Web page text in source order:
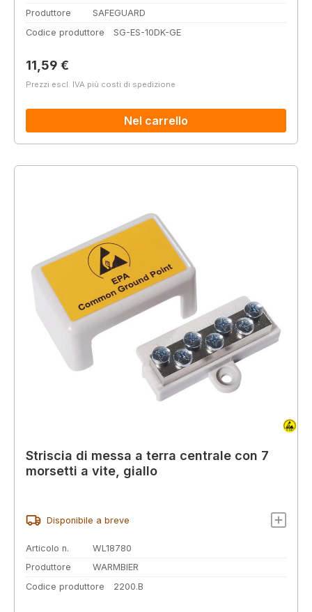
Produttore
SAFEGUARD
Codice produttore
SG-ES-10DK-GE
Prezzo normale:
11,59 €
Prezzi escl. IVA più costi di spedizione
Nel carrello
Striscia di messa a terra centrale con 7
morsetti a vite, giallo
Disponibile a breve
Articolo n.
WL18780
Produttore
WARMBIER
Codice produttore
2200.B